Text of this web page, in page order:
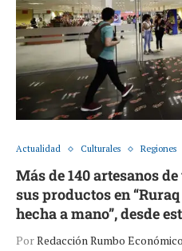
Actualidad Culturales Regiones
Más de 140 artesanos
sus productos en
hecha a mano”, desde
PorRedacción Rumbo Económico